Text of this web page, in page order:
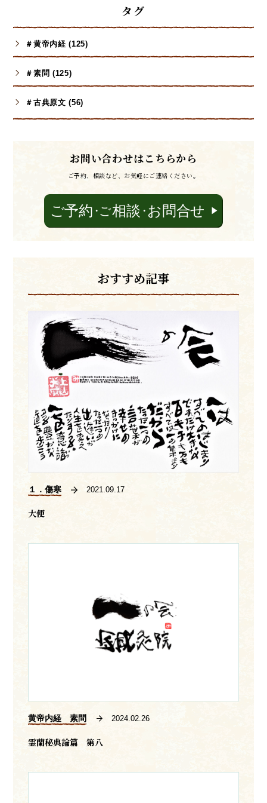
タグ
＃黄帝内経 (125)
＃素問 (125)
＃古典原文 (56)
お問い合わせはこちらから
ご予約、相談など、お気軽にご連絡ください。
おすすめ記事
１．傷寒 2021.09.17
大便
黄帝内経 素問 2024.02.26
霊蘭秘典論篇 第八